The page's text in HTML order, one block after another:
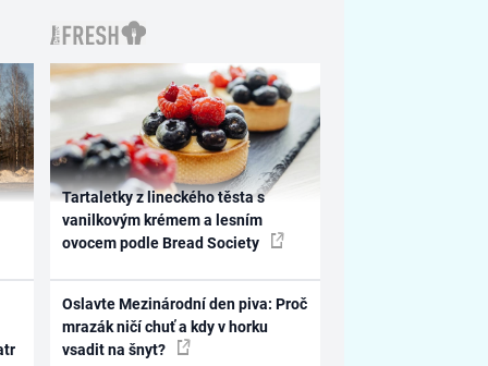
Tartaletky z lineckého těsta s
vanilkovým krémem a lesním
ovocem podle Bread Society
Oslavte Mezinárodní den piva: Proč
mrazák ničí chuť a kdy v horku
vsadit na šnyt?